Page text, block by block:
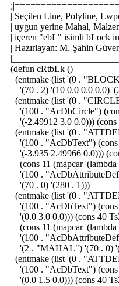
| Seçilen Line, Polyline,
| uygun yerine Mahal,
| içeren "ebL"
| Hazırlayan: M. Şahin
(defun cRtbLk ()
(entmake (list '(0 .
'(70 . 2) '(10 0.0 0.0 0.0)
(entmake (list '(0 .
'(100 . "AcDbCircle")
'(-2.49912 3.0 0.0)))
(entmake (list '(0 .
'(100 . "AcDbText") (cons
'(-3.935 2.49966 0.0)))
(cons 11 (mapcar
'(100 .
'(70 . 0) '(280 . 1)))
(entmake (list '(0 .
'(100 . "AcDbText") (cons
'(0.0 3.0 0.0))) (cons 40
(cons 11 (mapcar
'(100 .
'(2 . "MAHAL") '(70 . 0)
(entmake (list '(0 .
'(100 . "AcDbText") (cons
'(0.0 1.5 0.0))) (cons 40